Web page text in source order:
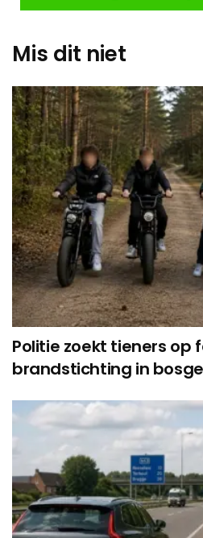
Mis dit niet
Politie zoekt tieners op
brandstichting in